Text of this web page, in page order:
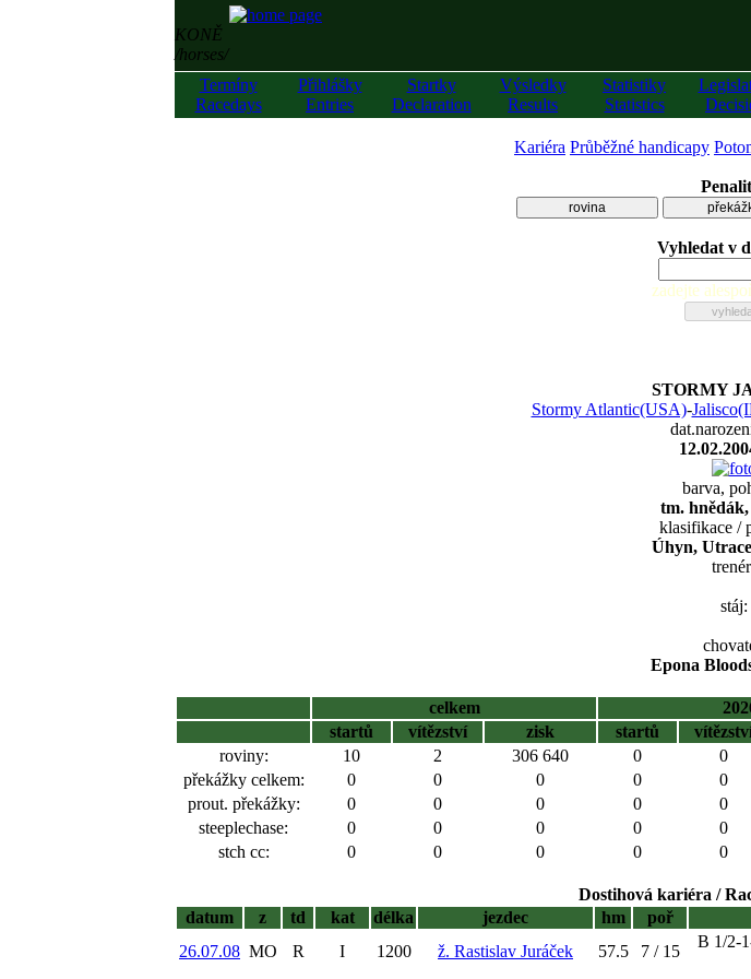
KONĚ
/horses/
Termíny
Racedays
Přihlášky
Entries
Startky
Declaration
Výsledky
Results
Statistiky
Statistics
Kariéra Průběžné handicapy
rovina
Vyhledat v
zadejte
STORMY
Stormy Atlantic(USA)-
barva,
tm.
klasifikace /
Úhyn,
stáj:
Epona
celkem
startů
vítězství zisk startů
roviny:
10 2 306 640 0 0
překážky celkem:
0 0 0 0 0
prout. překážky:
0 0 0 0 0
steeplechase:
0 0 0 0 0
stch cc:
0 0 0 0 0
Dostihová kariéra /
datum
z td kat délka jezdec hm poř
26.07.08 MO R I 1200 ž. Rastislav Juráček 57.5 7 / 15
B 1/2-